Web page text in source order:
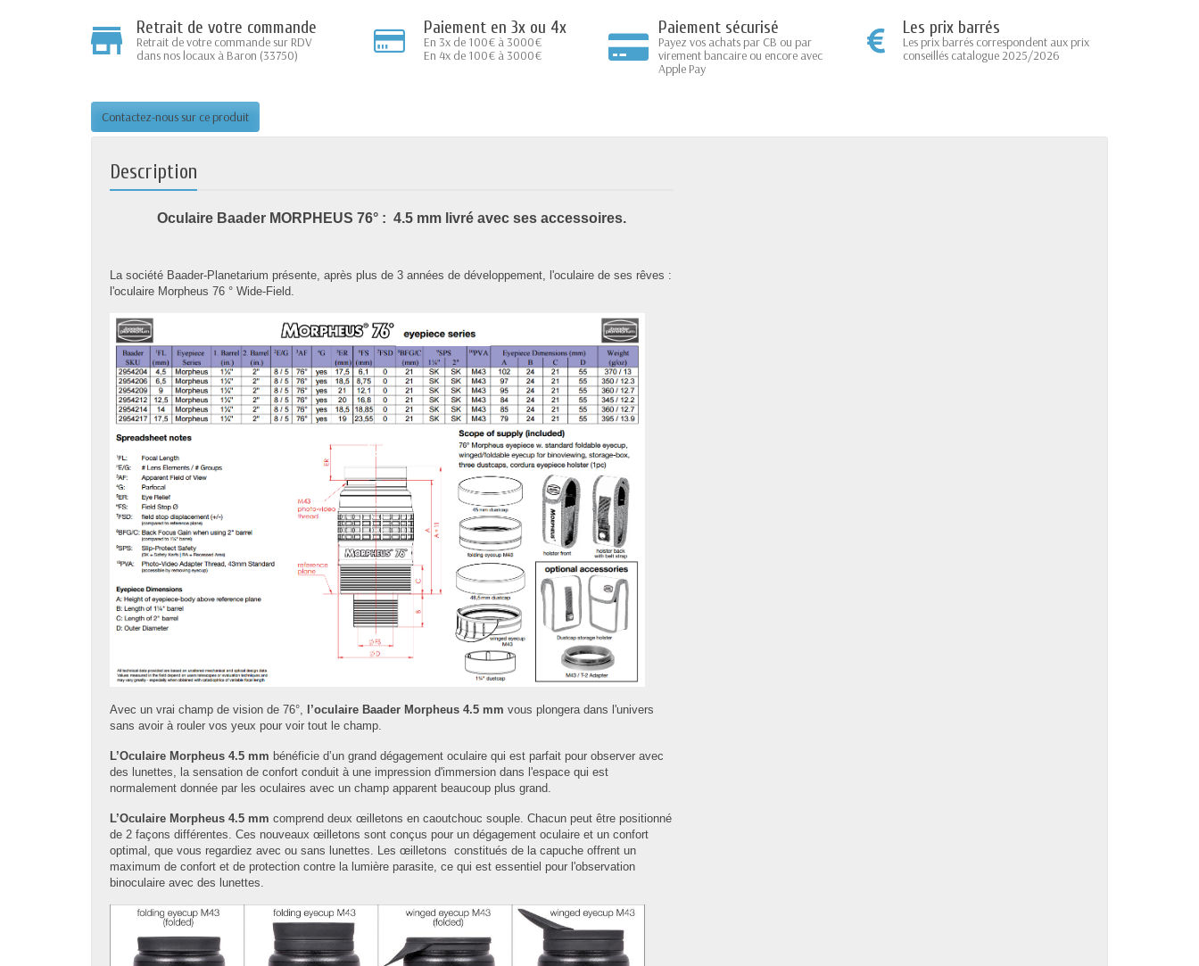
Retrait de votre commande
Retrait de votre commande sur RDV
dans nos locaux à Baron (33750)
Paiement en 3x ou 4x
En 3x de 100€ à 3000€
En 4x de 100€ à 3000€
Paiement sécurisé
Payez vos achats par CB ou par
virement bancaire ou encore avec
Apple Pay
Les prix barrés
Les prix barrés correspondent aux prix
conseillés catalogue 2025/2026
Contactez-nous sur ce produit
Description
Oculaire Baader MORPHEUS 76° : 4.5 mm livré avec ses accessoires.
La société Baader-Planetarium présente, après plus de 3 années de développement, l'oculaire de ses rêves :
l'oculaire Morpheus 76 ° Wide-Field.
Avec un vrai champ de vision de 76°, l’oculaire Baader Morpheus 4.5 mm vous plongera dans l'univers
sans avoir à rouler vos yeux pour voir tout le champ.
L’Oculaire Morpheus 4.5 mm bénéficie d’un grand dégagement oculaire qui est parfait pour observer avec
des lunettes, la sensation de confort conduit à une impression d'immersion dans l'espace qui est
normalement donnée par les oculaires avec un champ apparent beaucoup plus grand.
L’Oculaire Morpheus 4.5 mm comprend deux œilletons en caoutchouc souple. Chacun peut être positionné
de 2 façons différentes. Ces nouveaux œilletons sont conçus pour un dégagement oculaire et un confort
optimal, que vous regardiez avec ou sans lunettes. Les œilletons constitués de la capuche offrent un
maximum de confort et de protection contre la lumière parasite, ce qui est essentiel pour l'observation
binoculaire avec des lunettes.